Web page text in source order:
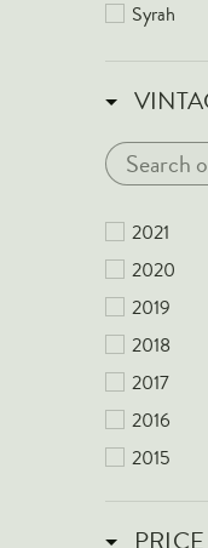
Syrah
2021
2020
2019
2018
2017
2016
2015
2013